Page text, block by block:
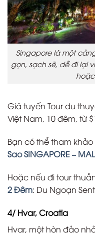
Singapore là một
gọn, sạch sẽ, dễ đi lại
Giá tuyến Tour du
Việt Nam, 10 đêm, từ
Bạn có thể tham
Sao SINGAPORE –
Hoặc nếu đi tour
2 Đêm: Du Ngoạn
4/ Hvar, Croatia
Hvar, một hòn đảo